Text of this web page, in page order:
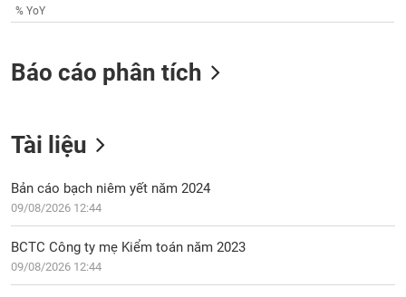
% YoY
Báo cáo phân tích
Tài liệu
Bản cáo bạch niêm yết năm 2024
09/08/2026 12:44
BCTC Công ty mẹ Kiểm toán năm 2023
09/08/2026 12:44
liệu
tài